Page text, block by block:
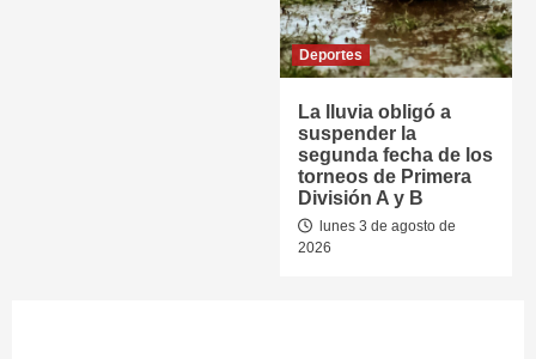
Deportes
La lluvia obligó a
suspender la
segunda fecha de los
torneos de Primera
División A y B
lunes 3 de agosto de
2026